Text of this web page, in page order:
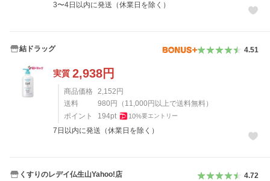
3〜4日以内に発送（休業日を除く）
結ドラッグ 4.51
実質 2,938円
商品価格 2,152 円
送料
980 円 （ 11,000 円以上で送料無料）
ポイント
194pt 10%要エントリー
7日以内に発送（休業日を除く）
くすりのレデイ仏生山Yahoo!店 4.72